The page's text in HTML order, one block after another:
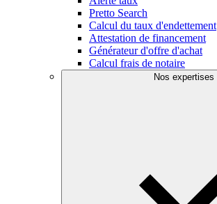
Pretto Search
Calcul du taux d'endettement
Attestation de financement
Générateur d'offre d'achat
Calcul frais de notaire
Nos expertises